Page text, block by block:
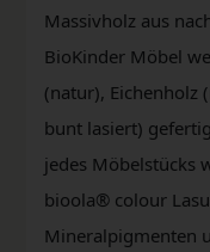
Massivholz aus
BioKinder Möbel
(natur), Eichenholz
bunt lasiert)
jedes Möbelstücks
bioola® colour
Mineralpigmenten